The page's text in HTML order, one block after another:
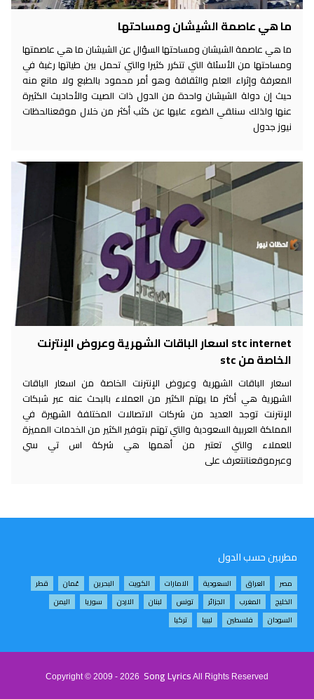
ما هي عاصمة الشيشان ومساحتها
ما هي عاصمة الشيشان ومساحتها السؤال عن الشيشان ما هي عاصمتها
ومساحتها من الأسئلة التي تتكرر كثيرا والتي تحمل بين طياتها رغبة في
المعرفة وإثراء العلم والثقافة وهو أمر محمود بالطبع ولا مانع منه
حيث إن دولة الشيشان واحدة من الدول ذات الصيت والأحاديث الكثيرة
عنها ولذلك سنلقي الضوء عليها عن كثب أكثر من خلال موقعنالحظات
نيوز جدول
stc internet اسعار الباقات الشهرية وعروض الإنترنت
الخاصة من stc
اسعار الباقات الشهرية وعروض الإنترنت الخاصة من اسعار الباقات
الشهرية هي أكثر ما يهتم الكثير من العملاء بالبحث عنه عبر شبكات
الإنترنت توجد العديد من شركات الاتصالات المختلفة الشهيرة في
المملكة العربية السعودية والتي تهتم بتوفير الكثير من الخدمات المميزة
للعملاء والتي تعتبر من أهمها هي شركة اس تي سي
وعبرموقعنانتعرف على
مطربين حسب الدول
مصر العراق السعودية الامارات الكويت البحرين عُمان
قطر
الخليج
المغرب الجزائر تونس لبنان الاردن سوريا
اليمن
السودان
فلسطين ليبيا تركيا
Copyright © 2009 - 2026 Song Lyrics All Rights Reserved